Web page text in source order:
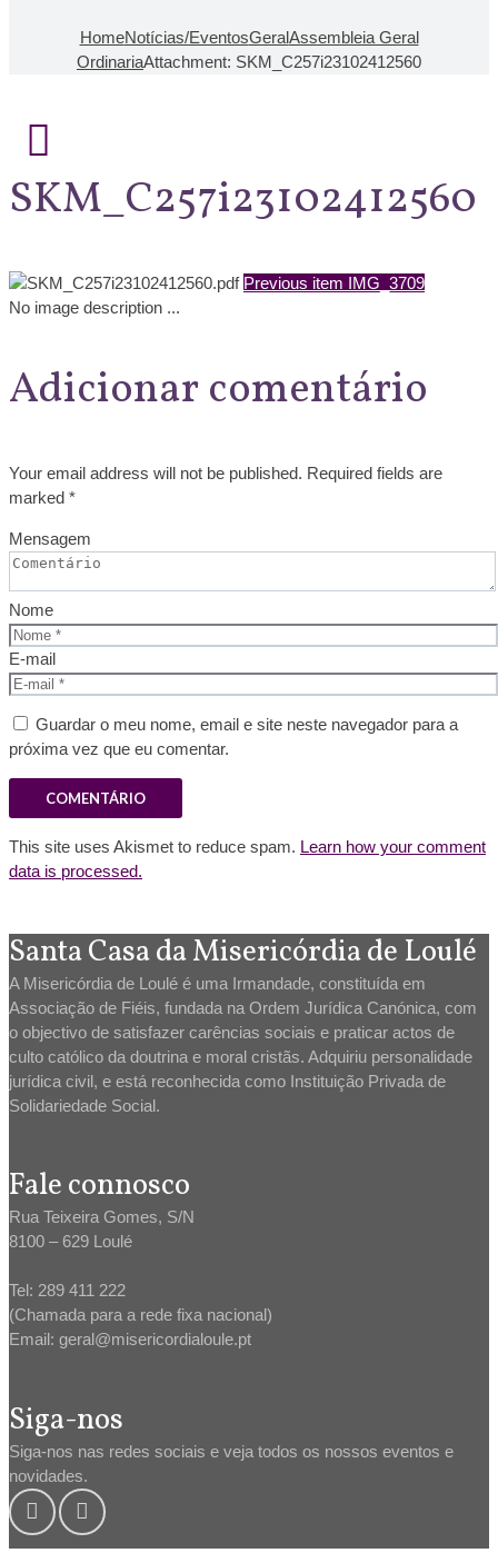
HomeNotícias/EventosGeralAssembleia Geral
OrdinariaAttachment: SKM_C257i23102412560
SKM_C257i23102412560
Previous item IMG_3709
No image description ...
Adicionar comentário
Your email address will not be published. Required fields are
marked *
Mensagem
Nome
E-mail
Guardar o meu nome, email e site neste navegador para a
próxima vez que eu comentar.
This site uses Akismet to reduce spam. Learn how your comment
data is processed.
Santa Casa da Misericórdia de Loulé
A Misericórdia de Loulé é uma Irmandade, constituída em
Associação de Fiéis, fundada na Ordem Jurídica Canónica, com
o objectivo de satisfazer carências sociais e praticar actos de
culto católico da doutrina e moral cristãs. Adquiriu personalidade
jurídica civil, e está reconhecida como Instituição Privada de
Solidariedade Social.
Fale connosco
Rua Teixeira Gomes, S/N
8100 – 629 Loulé
Tel: 289 411 222
(Chamada para a rede fixa nacional)
Email: geral@misericordialoule.pt
Siga-nos
Siga-nos nas redes sociais e veja todos os nossos eventos e
novidades.